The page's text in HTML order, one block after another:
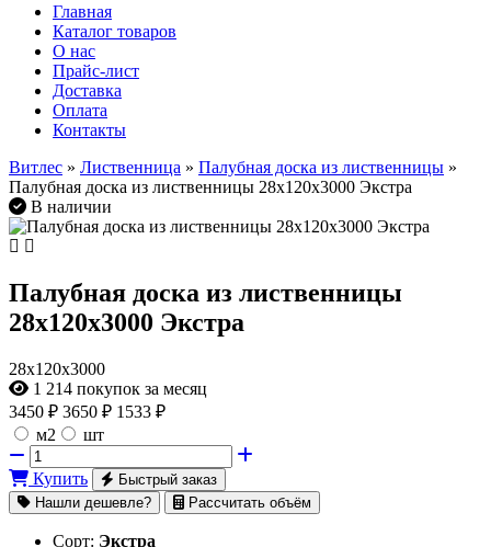
Главная
Каталог товаров
О нас
Прайс-лист
Доставка
Оплата
Контакты
Витлес » Лиственница » Палубная доска из лиственницы »
Палубная доска из лиственницы 28х120х3000 Экстра
В наличии
Палубная доска из лиственницы
28х120х3000 Экстра
28х120х3000
1 214 покупок за месяц
3450 ₽ 3650 ₽ 1533 ₽
м2
шт
Купить
Быстрый заказ
Нашли дешевле?
Рассчитать объём
Сорт: Экстра